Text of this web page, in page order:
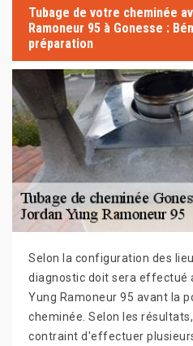
Tubage de votre cheminée
Ramoneur 95 à Gonesse :
préparation
Selon la configuration des
diagnostic doit sera effectué
Yung Ramoneur 95 avant la
cheminée. Selon les
contraint d'effectuer